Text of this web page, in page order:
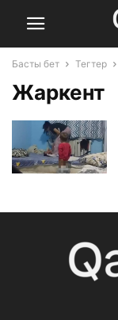
Басты бет Тегтер
Жаркент